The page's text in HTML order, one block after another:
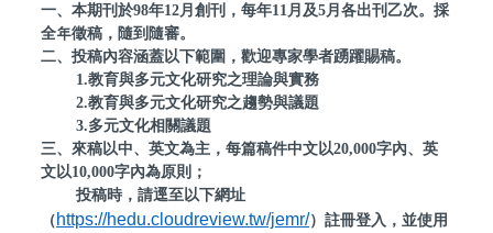
一、本期刊於98年12月創刊，每年11月及5月各出刊乙次。採
全年徵稿，隨到隨審。
二、投稿內容涵蓋以下範圍，歡迎專家學者踴躍賜稿。
1.教育與多元文化研究之理論與實務
2.教育與多元文化研究之趨勢與議題
3.多元文化相關議題
三、來稿以中、英文為主，每篇稿件中文以20,000字內、英
文以10,000字內為原則；
投稿時，請逕至以下網址
（ https://hedu.cloudreview.tw/jemr/）註冊登入，並使用